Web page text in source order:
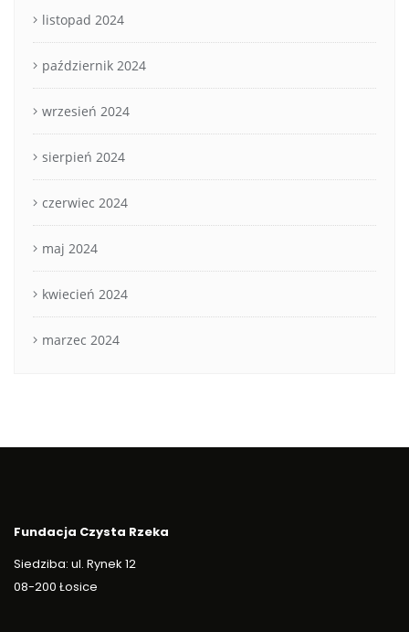
listopad 2024
październik 2024
wrzesień 2024
sierpień 2024
czerwiec 2024
maj 2024
kwiecień 2024
marzec 2024
Fundacja Czysta Rzeka
Siedziba: ul. Rynek 12
08-200 Łosice